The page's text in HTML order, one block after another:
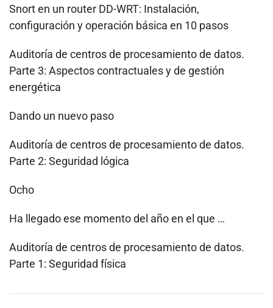
Snort en un router DD-WRT: Instalación,
configuración y operación básica en 10 pasos
Auditoría de centros de procesamiento de datos.
Parte 3: Aspectos contractuales y de gestión
energética
Dando un nuevo paso
Auditoría de centros de procesamiento de datos.
Parte 2: Seguridad lógica
Ocho
Ha llegado ese momento del año en el que …
Auditoría de centros de procesamiento de datos.
Parte 1: Seguridad física